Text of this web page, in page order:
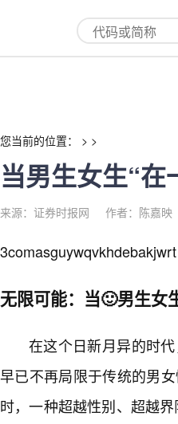
当男生女生“
您当前的位置： > >
当男生女生“在
来源：证券时报网 作者：陈嘉映
3comasguywqvkhdebakjwrt
无限可能：当🙂男生女
在这个日新月异的时
早已不再局限于传统的男
时，一种超越性别、超越